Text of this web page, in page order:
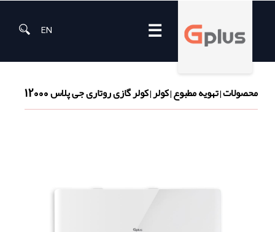
☰
EN
محصولات|تهویه مطبوع|کولر|کولر گازی روتاری جی پلاس 12000